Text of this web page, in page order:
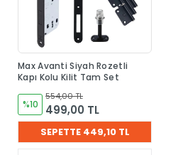
Max Avanti Siyah Rozetli
Kapı Kolu Kilit Tam Set
%10
554,00 TL
499,00 TL
SEPETTE 449,10 TL